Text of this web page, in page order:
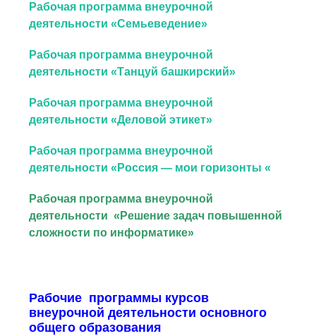
Рабочая программа внеурочной
деятельности «Семьеведение»
Рабочая программа внеурочной
деятельности «Танцуй башкирский»
Рабочая программа внеурочной
деятельности «Деловой этикет»
Рабочая программа внеурочной
деятельности «Россия — мои горизонты «
Рабочая программа внеурочной
деятельности «Решение задач повышенной
сложности по информатике»
Рабочие программы курсов
внеурочной деятельности основного
общего образования